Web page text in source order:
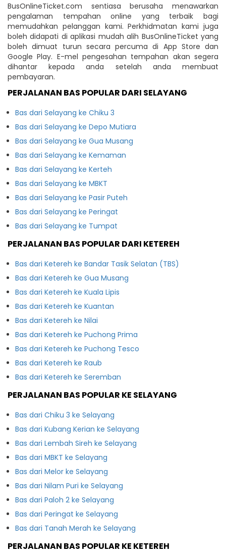
BusOnlineTicket.com sentiasa berusaha menawarkan
pengalaman tempahan online yang terbaik bagi
memudahkan pelanggan kami. Perkhidmatan kami juga
boleh didapati di aplikasi mudah alih BusOnlineTicket yang
boleh dimuat turun secara percuma di App Store dan
Google Play. E-mel pengesahan tempahan akan segera
dihantar kepada anda setelah anda membuat
pembayaran.
PERJALANAN BAS POPULAR DARI SELAYANG
Bas dari Selayang ke Chiku 3
Bas dari Selayang ke Depo Mutiara
Bas dari Selayang ke Gua Musang
Bas dari Selayang ke Kemaman
Bas dari Selayang ke Kerteh
Bas dari Selayang ke MBKT
Bas dari Selayang ke Pasir Puteh
Bas dari Selayang ke Peringat
Bas dari Selayang ke Tumpat
PERJALANAN BAS POPULAR DARI KETEREH
Bas dari Ketereh ke Bandar Tasik Selatan (TBS)
Bas dari Ketereh ke Gua Musang
Bas dari Ketereh ke Kuala Lipis
Bas dari Ketereh ke Kuantan
Bas dari Ketereh ke Nilai
Bas dari Ketereh ke Puchong Prima
Bas dari Ketereh ke Puchong Tesco
Bas dari Ketereh ke Raub
Bas dari Ketereh ke Seremban
PERJALANAN BAS POPULAR KE SELAYANG
Bas dari Chiku 3 ke Selayang
Bas dari Kubang Kerian ke Selayang
Bas dari Lembah Sireh ke Selayang
Bas dari MBKT ke Selayang
Bas dari Melor ke Selayang
Bas dari Nilam Puri ke Selayang
Bas dari Paloh 2 ke Selayang
Bas dari Peringat ke Selayang
Bas dari Tanah Merah ke Selayang
PERJALANAN BAS POPULAR KE KETEREH